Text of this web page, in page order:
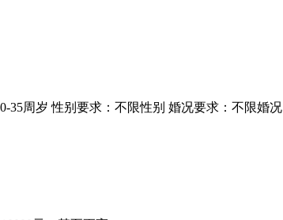
35周岁 性别要求：不限性别 婚况要求：不限婚况